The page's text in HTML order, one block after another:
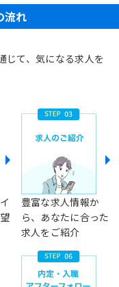
流れ
じて、気になる求人を
豊富な求人情報か
ら、あなたに合った
求人をご紹介